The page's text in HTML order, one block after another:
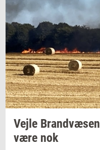
Vejle Brand­væ­sen
være nok